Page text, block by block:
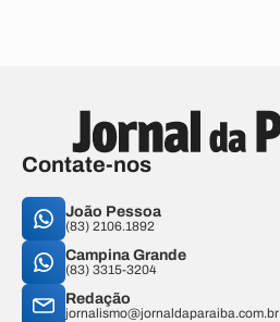
Contate-nos
João Pessoa
(83) 2106.1892
Campina Grande
(83) 3315-3204
Redação
jornalismo@jornaldaparaiba.com.br